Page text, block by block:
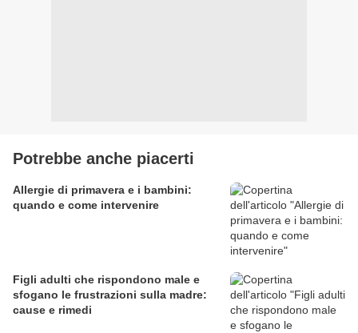
Potrebbe anche piacerti
Allergie di primavera e i bambini:
quando e come intervenire
Figli adulti che rispondono male e
sfogano le frustrazioni sulla madre:
cause e rimedi